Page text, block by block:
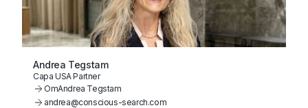
Andrea Tegstam
Capa USA Partner
OmAndrea Tegstam
andrea@conscious-search.com